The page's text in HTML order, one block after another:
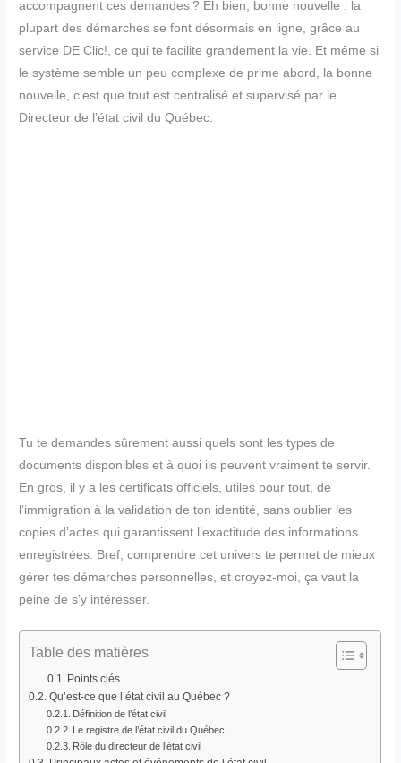
accompagnent ces demandes ? Eh bien, bonne nouvelle : la
plupart des démarches se font désormais en ligne, grâce au
service DE Clic!, ce qui te facilite grandement la vie. Et même si
le système semble un peu complexe de prime abord, la bonne
nouvelle, c’est que tout est centralisé et supervisé par le
Directeur de l’état civil du Québec.
Tu te demandes sûrement aussi quels sont les types de
documents disponibles et à quoi ils peuvent vraiment te servir.
En gros, il y a les certificats officiels, utiles pour tout, de
l’immigration à la validation de ton identité, sans oublier les
copies d’actes qui garantissent l’exactitude des informations
enregistrées. Bref, comprendre cet univers te permet de mieux
gérer tes démarches personnelles, et croyez-moi, ça vaut la
peine de s’y intéresser.
Table des matières
Points clés
Qu’est-ce que l’état civil au Québec ?
Définition de l’état civil
Le registre de l’état civil du Québec
Rôle du directeur de l’état civil